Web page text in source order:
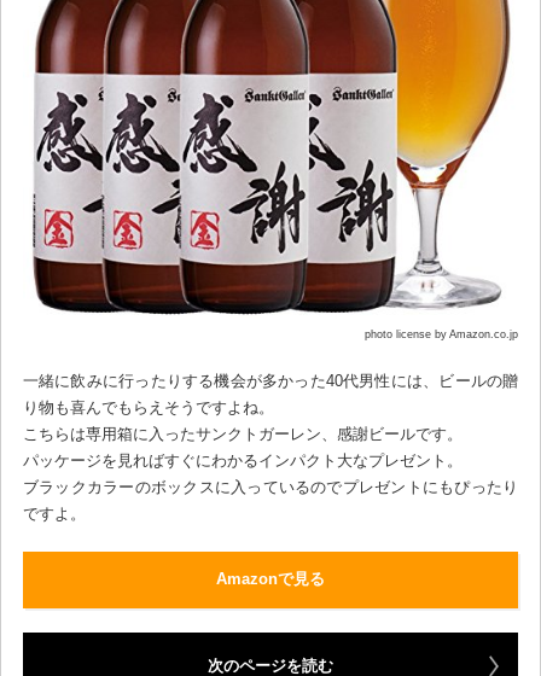
photo license by Amazon.co.jp
一緒に飲みに行ったりする機会が多かった40代男性には、ビールの贈
り物も喜んでもらえそうですよね。
こちらは専用箱に入ったサンクトガーレン、感謝ビールです。
パッケージを見ればすぐにわかるインパクト大なプレゼント。
ブラックカラーのボックスに入っているのでプレゼントにもぴったり
ですよ。
Amazonで見る
次のページを読む